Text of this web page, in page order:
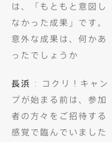
は、「もともと意図し
なかった成果」です。
意外な成果は、何かあ
ったでしょうか
長浜 : コクリ！キャン
プが始まる前は、参加
者の方々をご招待する
感覚で臨んでいました